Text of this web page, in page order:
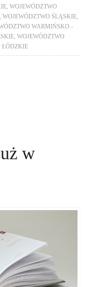
,WOJEWÓDZTWO
,WOJEWÓDZTWO ŚLĄSKIE
WARMIŃSKO -
,WOJEWÓDZTWO
ŁÓDZKIE
w